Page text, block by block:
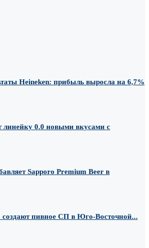
Heineken: прибыль выросла на 6,7%
линейку 0.0 новыми вкусами с
Sapporo Premium Beer в
создают пивное СП в Юго-Восточной...